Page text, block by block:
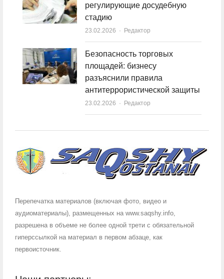
регулирующие досудебную
стадию
23.02.2026 Author
Редактор
Безопасность торговых
площадей: бизнесу
разъяснили правила
антитеррористической защиты
23.02.2026 Author
Редактор
Перепечатка материалов (включая фото, видео и
аудиоматериалы), размещенных на www.saqshy.info,
разрешена в объеме не более одной трети с обязательной
гиперссылкой на материал в первом абзаце, как
первоисточник.